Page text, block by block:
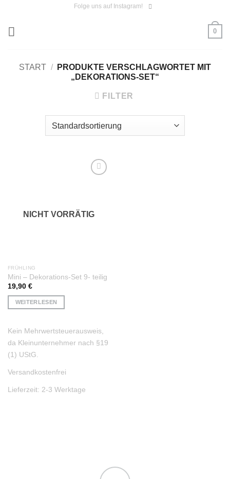
Folge uns auf Instagram!
0
START /
PRODUKTE VERSCHLAGWORTET MIT
„DEKORATIONS-SET“
FILTER
NICHT VORRÄTIG
FRÜHLING
Mini – Dekorations-Set 9- teilig
19,90 €
WEITERLESEN
Kein Mehrwertsteuerausweis,
da Kleinunternehmer nach §19
(1) UStG.
Versandkostenfrei
Lieferzeit: 2-3 Werktage